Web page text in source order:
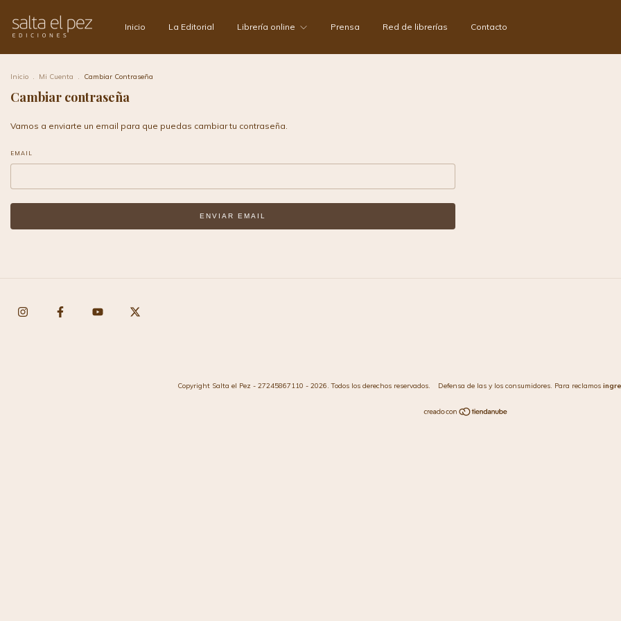
Inicio La Editorial Librería online Prensa Red de librerías Contacto
Inicio . Mi Cuenta . Cambiar Contraseña
Cambiar contraseña
Vamos a enviarte un email para que puedas cambiar tu contraseña.
EMAIL
ENVIAR EMAIL
Copyright Salta el Pez - 27245867110 - 2026. Todos los derechos reservados. Defensa de las y los consumidores. Para reclamos